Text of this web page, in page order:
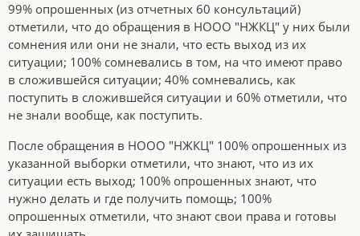
99% опрошенных (из отчетных 60 консультаций)
отметили, что до обращения в НООО "НЖКЦ" у них были
сомнения или они не знали, что есть выход из их
ситуации; 100% сомневались в том, на что имеют право
в сложившейся ситуации; 40% сомневались, как
поступить в сложившейся ситуации и 60% отметили, что
не знали вообще, как поступить.
После обращения в НООО "НЖКЦ" 100% опрошенных из
указанной выборки отметили, что знают, что из их
ситуации есть выход; 100% опрошенных знают, что
нужно делать и где получить помощь; 100%
опрошенных отметили, что знают свои права и готовы